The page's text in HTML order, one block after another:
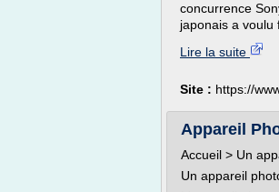
concurrence
japonais a voulu
Lire la suite
Site : https://
Appareil
Accueil > Un
Un appareil